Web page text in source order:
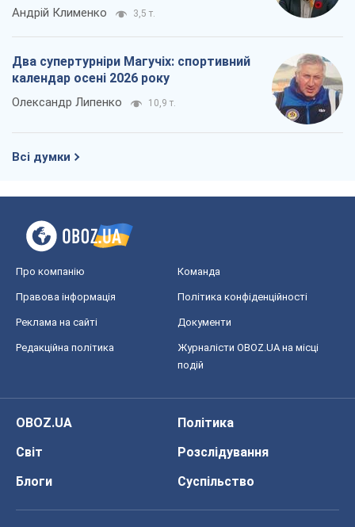
Андрій Клименко 3,5 т.
Два супертурніри Магучіх: спортивний
календар осені 2026 року
Олександр Липенко 10,9 т.
Всі думки
Про компанію Команда
Правова інформація Політика конфіденційності
Реклама на сайті Документи
Редакційна політика
Журналісти OBOZ.UA на місці
подій
OBOZ.UA
Політика
Світ
Розслідування
Блоги
Суспільство